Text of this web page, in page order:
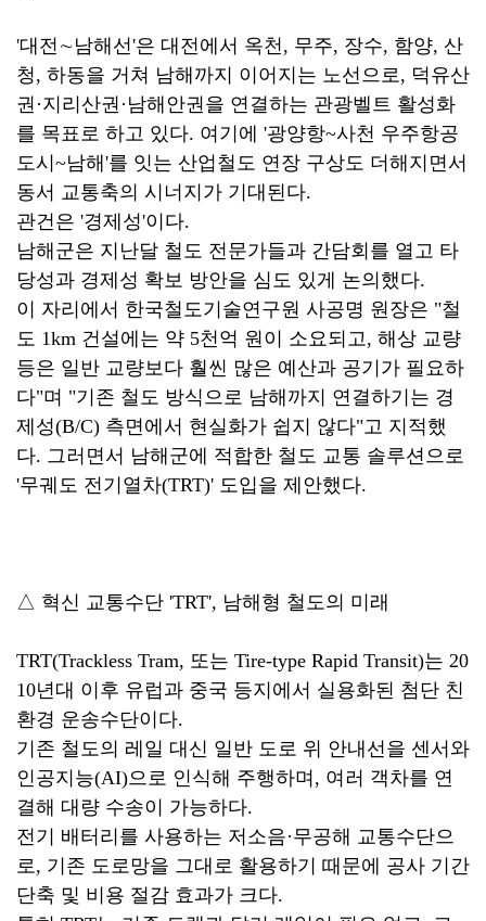
'대전∼남해선'은 대전에서 옥천, 무주, 장수, 함양, 산
청, 하동을 거쳐 남해까지 이어지는 노선으로, 덕유산
권·지리산권·남해안권을 연결하는 관광벨트 활성화
를 목표로 하고 있다. 여기에 '광양항~사천 우주항공
도시~남해'를 잇는 산업철도 연장 구상도 더해지면서
동서 교통축의 시너지가 기대된다.
관건은 '경제성'이다.
남해군은 지난달 철도 전문가들과 간담회를 열고 타
당성과 경제성 확보 방안을 심도 있게 논의했다.
이 자리에서 한국철도기술연구원 사공명 원장은 "철
도 1km 건설에는 약 5천억 원이 소요되고, 해상 교량
등은 일반 교량보다 훨씬 많은 예산과 공기가 필요하
다"며 "기존 철도 방식으로 남해까지 연결하기는 경
제성(B/C) 측면에서 현실화가 쉽지 않다"고 지적했
다. 그러면서 남해군에 적합한 철도 교통 솔루션으로
'무궤도 전기열차(TRT)' 도입을 제안했다.
△ 혁신 교통수단 'TRT', 남해형 철도의 미래
TRT(Trackless Tram, 또는 Tire-type Rapid Transit)는 20
10년대 이후 유럽과 중국 등지에서 실용화된 첨단 친
환경 운송수단이다.
기존 철도의 레일 대신 일반 도로 위 안내선을 센서와
인공지능(AI)으로 인식해 주행하며, 여러 객차를 연
결해 대량 수송이 가능하다.
전기 배터리를 사용하는 저소음·무공해 교통수단으
로, 기존 도로망을 그대로 활용하기 때문에 공사 기간
단축 및 비용 절감 효과가 크다.